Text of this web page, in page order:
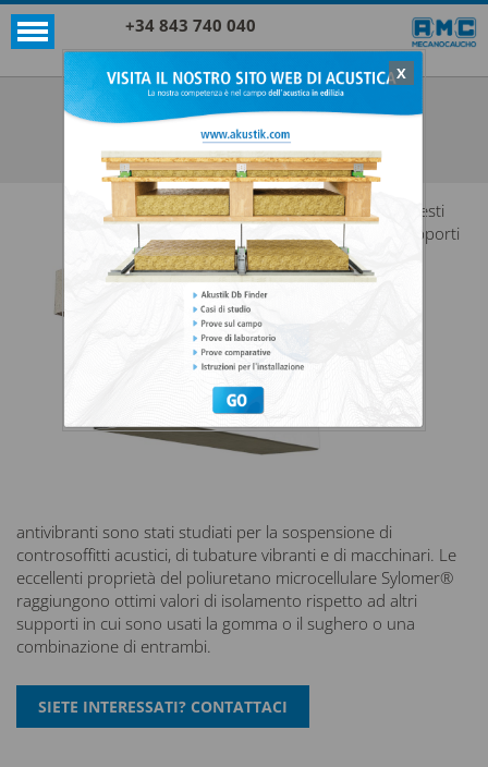
+34 843 740 040
X
SUPPORTI AKUSTIK+SYLOMER®
AKUSTIK SUPER T60 + SYLOMER®
VEDI TUTTO SUPPORTI AKUSTIK+SYLOMER®
Questi
supporti
antivibranti sono stati studiati per la sospensione di
controsoffitti acustici, di tubature vibranti e di macchinari. Le
eccellenti proprietà del poliuretano microcellulare Sylomer®
raggiungono ottimi valori di isolamento rispetto ad altri
supporti in cui sono usati la gomma o il sughero o una
combinazione di entrambi.